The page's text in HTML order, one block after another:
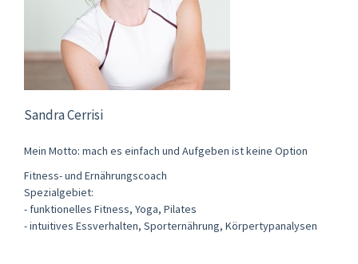
Sandra Cerrisi
Mein Motto: mach es einfach und Aufgeben ist keine Option
Fitness- und Ernährungscoach
Spezialgebiet:
- funktionelles Fitness, Yoga, Pilates
- intuitives Essverhalten, Sporternährung, Körpertypanalysen